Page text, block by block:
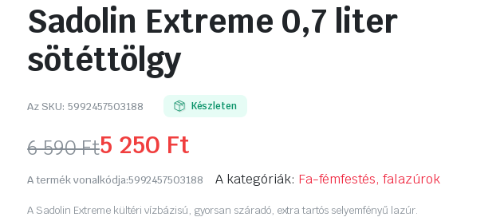
Sadolin Extreme 0,7 liter
sötéttölgy
Az SKU: 5992457503188 Készleten
6 590Ft
Original
price
5 250 Ft
Current
price
A termék vonalkódja:5992457503188 A kategóriák: Fa-fémfestés, falazúrok
A Sadolin Extreme kültéri vízbázisú, gyorsan száradó, extra tartós selyemfényű lazúr.